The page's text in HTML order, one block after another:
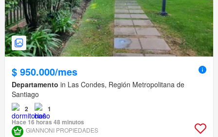
$ 950.000/mes
Departamento in Las Condes, Región Metropolitana de
Santiago
2
1
Hace 16 horas 48 minutos
GIANNONI PROPIEDADES